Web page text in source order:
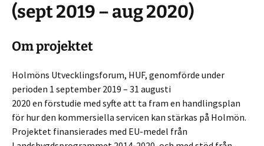
(sept 2019 – aug 2020)
Om projektet
Holmöns Utvecklingsforum, HUF, genomförde under
perioden 1 september 2019 – 31 augusti
2020 en förstudie med syfte att ta fram en handlingsplan
för hur den kommersiella servicen kan stärkas på Holmön.
Projektet finansierades med EU-medel från